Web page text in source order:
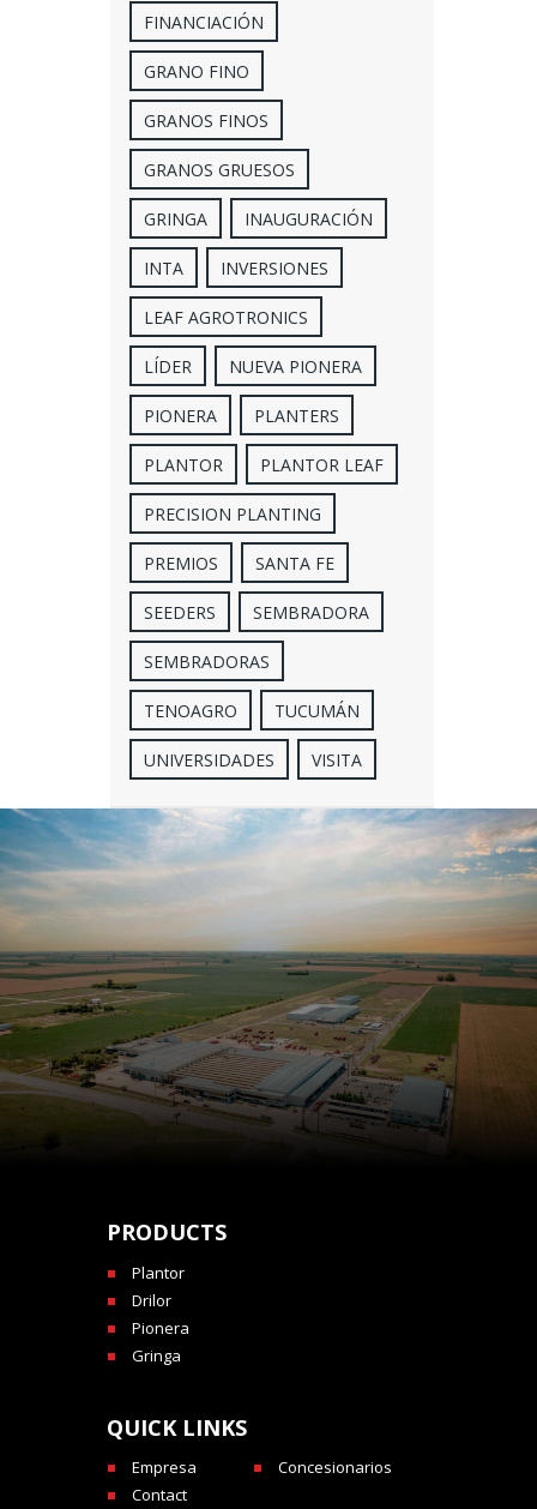
FINANCIACIÓN
GRANO FINO
GRANOS FINOS
GRANOS GRUESOS
GRINGA INAUGURACIÓN
INTA INVERSIONES
LEAF AGROTRONICS
LÍDER NUEVA PIONERA
PIONERA PLANTERS
PLANTOR PLANTOR LEAF
PRECISION PLANTING
PREMIOS SANTA FE
SEEDERS SEMBRADORA
SEMBRADORAS
TENOAGRO TUCUMÁN
UNIVERSIDADES VISITA
PRODUCTS
Plantor
Drilor
Pionera
Gringa
QUICK LINKS
Empresa
Concesionarios
Contact